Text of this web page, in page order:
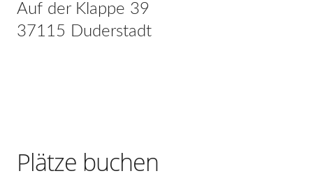
Auf der Klappe 39
37115 Duderstadt
Plätze buchen